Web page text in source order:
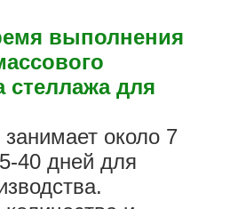
выполнения
стеллажа для
около 7
40 дней для